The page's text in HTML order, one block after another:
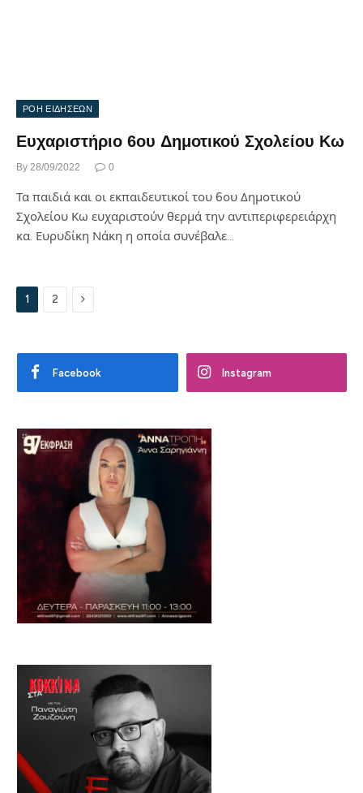
ΡΟΗ ΕΙΔΗΣΕΩΝ
Ευχαριστήριο 6ου Δημοτικού Σχολείου Κω
By 28/09/2022 0
Τα παιδιά και οι εκπαιδευτικοί του 6ου Δημοτικού
Σχολείου Κω ευχαριστούν θερμά την αντιπεριφερειάρχη
κα. Ευρυδίκη Νάκη η οποία συνέβαλε…
1 2 Next
Facebook Instagram